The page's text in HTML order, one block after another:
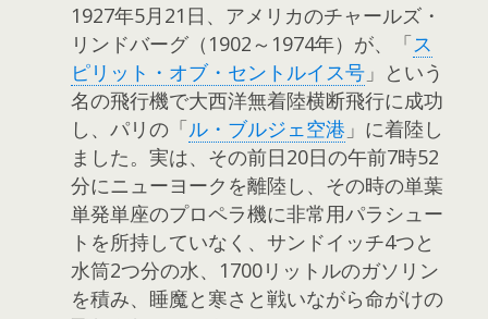
1927年5月21日、アメリカのチャールズ・
リンドバーグ（1902～1974年）が、「ス
ピリット・オブ・セントルイス号 」という
名の飛行機で大西洋無着陸横断飛行に成功
し、パリの「ル・ブルジェ空港 」に着陸し
ました。実は、その前日20日の午前7時52
分にニューヨークを離陸し、その時の単葉
単発単座のプロペラ機に非常用パラシュー
トを所持していなく、サンドイッチ4つと
水筒2つ分の水、1700リットルのガソリン
を積み、睡魔と寒さと戦いながら命がけの